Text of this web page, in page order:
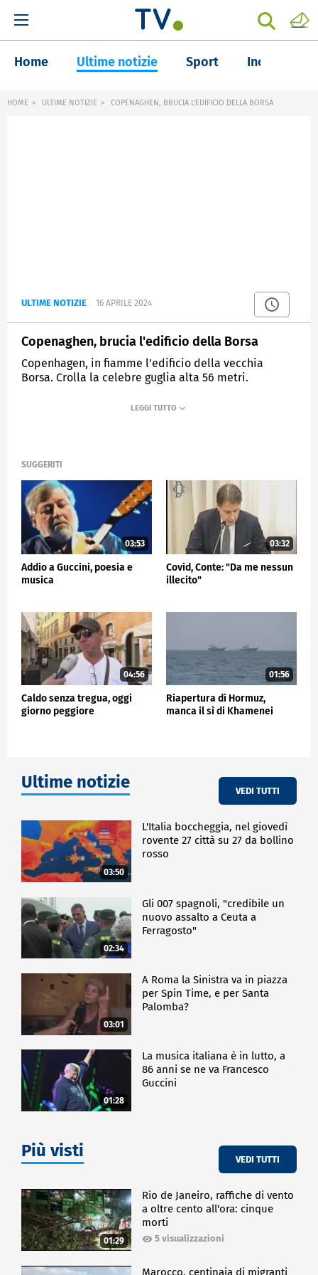
Home Ultime notizie Sport Inchieste
HOME ULTIME NOTIZIE COPENAGHEN, BRUCIA L'EDIFICIO DELLA BORSA
ULTIME NOTIZIE 16 APRILE 2024
Copenaghen, brucia l'edificio della Borsa
Copenhagen, in fiamme l'edificio della vecchia
Borsa. Crolla la celebre guglia alta 56 metri.
SUGGERITI
03:53
Addio a Guccini, poesia e
musica
03:32
Covid, Conte: "Da me nessun
illecito"
04:56
Caldo senza tregua, oggi
giorno peggiore
01:56
Riapertura di Hormuz,
manca il sì di Khamenei
Ultime notizie VEDI TUTTI
03:50
L'Italia boccheggia, nel giovedì
rovente 27 città su 27 da bollino
rosso
02:34
Gli 007 spagnoli, "credibile un
nuovo assalto a Ceuta a
Ferragosto"
03:01
A Roma la Sinistra va in piazza
per Spin Time, e per Santa
Palomba?
01:28
La musica italiana è in lutto, a
86 anni se ne va Francesco
Guccini
Più visti VEDI TUTTI
01:29
Rio de Janeiro, raffiche di vento
a oltre cento all'ora: cinque
morti
5 visualizzazioni
Marocco, centinaia di migranti